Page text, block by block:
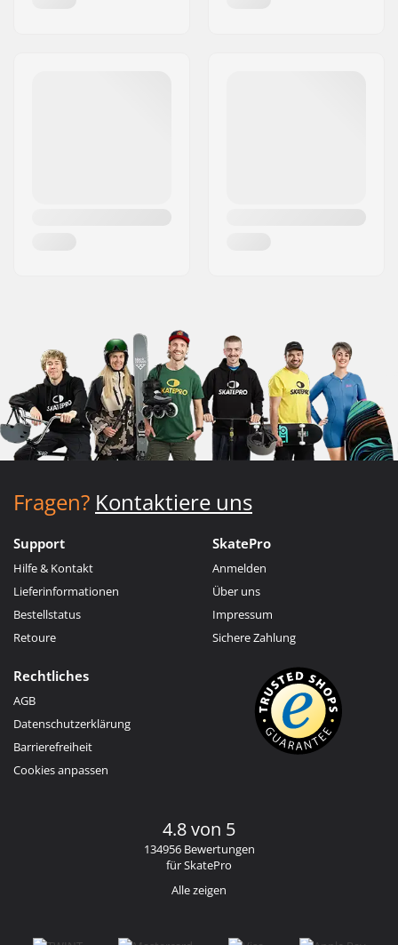
Fragen? Kontaktiere uns
Support
Hilfe & Kontakt
Lieferinformationen
Bestellstatus
Retoure
SkatePro
Anmelden
Über uns
Impressum
Sichere Zahlung
Rechtliches
AGB
Datenschutzerklärung
Barrierefreiheit
Cookies anpassen
4.8 von 5
134956 Bewertungen
für SkatePro
Alle zeigen